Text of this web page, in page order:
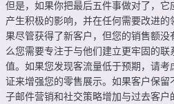
但是，如果你把最后五件事做对了，
产生积极的影响，并在任何需要改进
果尽管获得了新客户，但您的销售额
么您需要专注于与他们建立更牢固的
值。如果您发现客流量低于预期，请
证来增强您的零售展示。如果客户保
子邮件营销和社交策略增加与过去客